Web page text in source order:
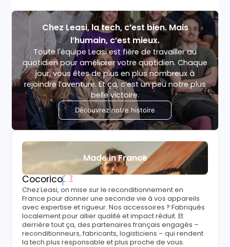
Chez Leasi, la tech, c’est bien. Mais
l’humain, c’est mieux.
Toute l'équipe Leasi est fière de travailler au
quotidien pour améliorer votre quotidien. Chaque
jour, vous êtes de plus en plus nombreux à
rejoindre l’aventure. Et ça, c’est un peu notre plus
belle victoire.
Découvrez notre histoire
Made in France
Cocorico
Chez Leasi, on mise sur le reconditionnement en
France pour donner une seconde vie à vos appareils
avec expertise et rigueur. Nos accessoires ? Fabriqués
localement pour allier qualité et impact réduit. Et
derrière tout ça, des partenaires français engagés –
reconditionneurs, fabricants, logisticiens – qui rendent
la tech plus responsable et plus proche de vous.